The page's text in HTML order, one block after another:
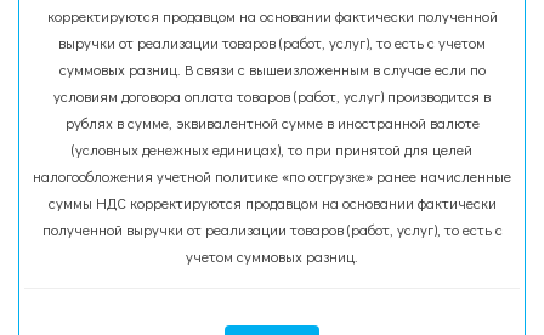
корректируются продавцом на основании фактически полученной
выручки от реализации товаров (работ, услуг), то есть с учетом
суммовых разниц. В связи с вышеизложенным в случае если по
условиям договора оплата товаров (работ, услуг) производится в
рублях в сумме, эквивалентной сумме в иностранной валюте
(условных денежных единицах), то при принятой для целей
налогообложения учетной политике «по отгрузке» ранее начисленные
суммы НДС корректируются продавцом на основании фактически
полученной выручки от реализации товаров (работ, услуг), то есть с
учетом суммовых разниц.